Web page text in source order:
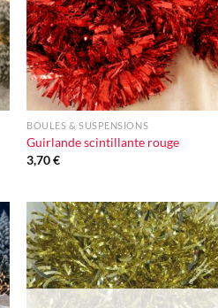
+
BOULES & SUSPENSIONS
Guirlande scintillante rouge
3,70€
à la